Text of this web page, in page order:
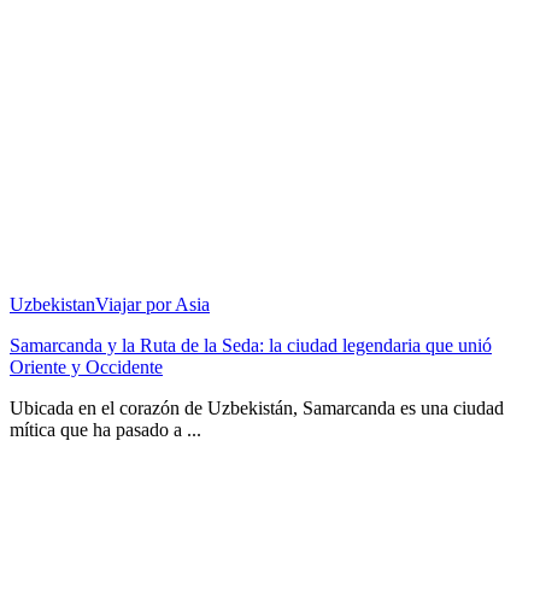
UzbekistanViajar por Asia
Samarcanda y la Ruta de la Seda: la ciudad legendaria que unió
Oriente y Occidente
Ubicada en el corazón de Uzbekistán, Samarcanda es una ciudad
mítica que ha pasado a ...